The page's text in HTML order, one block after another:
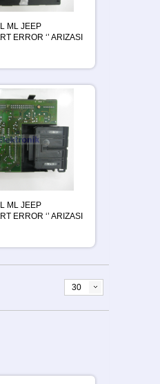
ML JEEP
ERROR ‘’ ARIZASI
ML JEEP
ERROR ‘’ ARIZASI
30